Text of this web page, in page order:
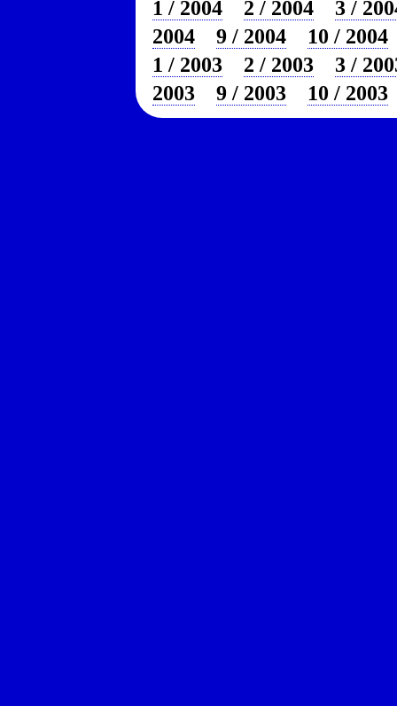
1 / 2004 2 / 2004
3 /
2004
9 / 2004
10 / 2004
1 / 2003
2 / 2003
3 /
2003
9 / 2003 10 / 2003